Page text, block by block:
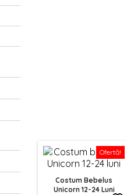
Ofertă!
Costum Bebelus
Unicorn 12-24 Luni